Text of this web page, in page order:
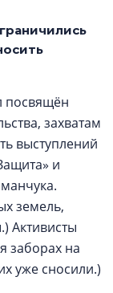
посвящён
захватам
выступлений
и
земель,
Активисты
заборах на
уже сносили.)